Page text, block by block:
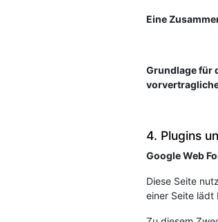
Eine
Grundlage für
4. Plugins
Google Web
Diese Seite
einer Seite lädt